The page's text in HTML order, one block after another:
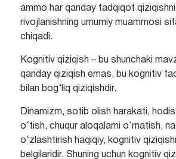
ammo har qanday tadqiqot qiziqishni
rivojlanishning umumiy muammosi
chiqadi.
Kognitiv qiziqish – bu shunchaki
qanday qiziqish emas, bu kognitiv
bilan bog‘liq qiziqishdir.
Dinamizm, sotib olish harakati,
o‘tish, chuqur aloqalarni o‘rnatish,
o‘zlashtirish haqiqiy, kognitiv
belgilaridir. Shuning uchun kognitiv